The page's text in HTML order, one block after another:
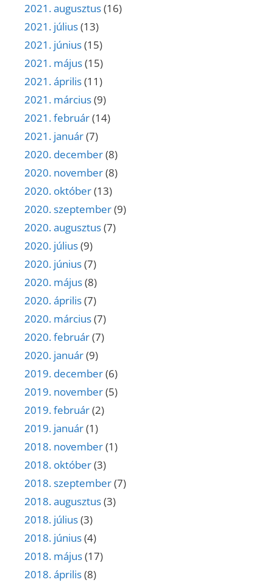
2021. augusztus(16)
2021. július(13)
2021. június(15)
2021. május(15)
2021. április(11)
2021. március(9)
2021. február(14)
2021. január(7)
2020. december(8)
2020. november(8)
2020. október(13)
2020. szeptember(9)
2020. augusztus(7)
2020. július(9)
2020. június(7)
2020. május(8)
2020. április(7)
2020. március(7)
2020. február(7)
2020. január(9)
2019. december(6)
2019. november(5)
2019. február(2)
2019. január(1)
2018. november(1)
2018. október(3)
2018. szeptember(7)
2018. augusztus(3)
2018. július(3)
2018. június(4)
2018. május(17)
2018. április(8)